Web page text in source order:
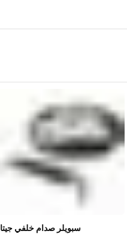
سبويلر صدام خلفي جيتا